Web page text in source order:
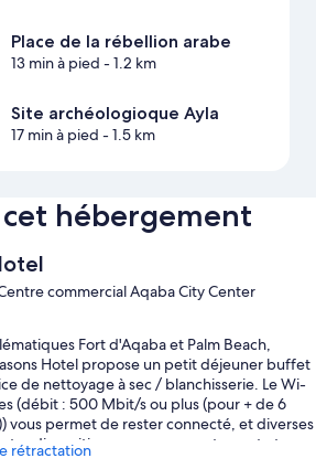
Place de la rébellion arabe
13 min à pied - 1.2 km
Site archéologioque Ayla
17 min à pied - 1.5 km
hébergement
commercial Aqaba City Center
Fort d'Aqaba et Palm Beach,
Hotel propose un petit déjeuner buffet
de nettoyage à sec / blanchisserie. Le Wi-
(débit : 500 Mbit/s ou plus (pour + de 6
vous permet de rester connecté, et diverses
disposition, comme un restaurant et un
rétractation